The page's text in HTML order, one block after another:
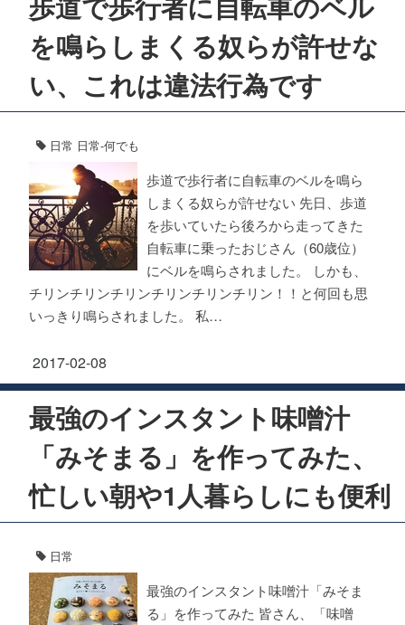
を鳴らしまくる奴らが許せな
い、これは違法行為です
日常 日常-何でも
歩道で歩行者に自転車のベルを鳴ら
しまくる奴らが許せない 先日、歩道
を歩いていたら後ろから走ってきた
自転車に乗ったおじさん（60歳位）
にベルを鳴らされました。 しかも、
チリンチリンチリンチリンチリンチリン！！と何回も思
いっきり鳴らされました。 私…
2017-02-08
最強のインスタント味噌汁
「みそまる」を作ってみた、
忙しい朝や1人暮らしにも便利
日常
最強のインスタント味噌汁「みそま
る」を作ってみた 皆さん、「味噌